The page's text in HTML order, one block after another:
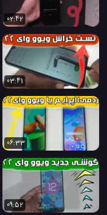
02:42
03:41
06:33
09:52